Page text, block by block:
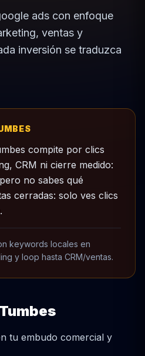
ads con enfoque
ventas y
inversión se traduzca
compite por clics
CRM ni cierre medido:
no sabes qué
cerradas: solo ves clics
keywords locales en
y loop hasta CRM/ventas.
tu embudo comercial y